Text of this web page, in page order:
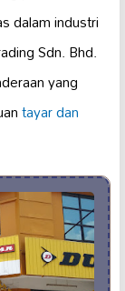
dalam industri
Sdn. Bhd.
yang
tayar dan